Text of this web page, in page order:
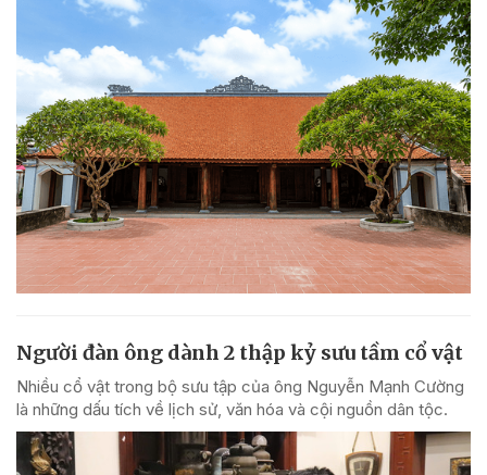
Người đàn ông dành 2 thập kỷ sưu tầm cổ vật
Nhiều cổ vật trong bộ sưu tập của ông Nguyễn Mạnh Cường
là những dấu tích về lịch sử, văn hóa và cội nguồn dân tộc.